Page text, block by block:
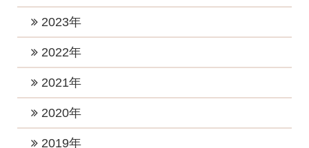
2026年5月 (1)
2026年4月 (1)
2026年3月 (1)
2026年2月 (1)
2025年9月 (1)
2025年8月 (1)
2025年6月 (2)
2025年5月 (1)
2024年12月 (2)
2024年10月 (1)
2024年9月 (2)
2024年8月 (1)
2024年6月 (3)
2023年
2023年12月 (1)
2023年8月 (2)
2023年7月 (2)
2022年
2022年12月 (1)
2022年10月 (1)
2021年
2021年11月 (4)
2020年
2020年12月 (2)
2019年